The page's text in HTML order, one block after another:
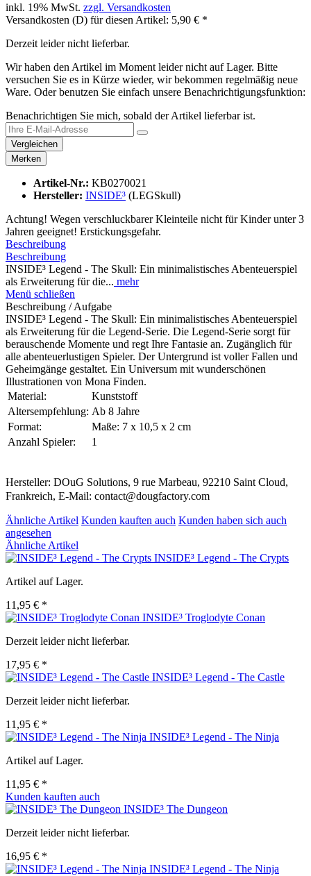
inkl. 19% MwSt. zzgl. Versandkosten
Versandkosten (D) für diesen Artikel: 5,90 € *
Derzeit leider nicht lieferbar.
Wir haben den Artikel im Moment leider nicht auf Lager. Bitte
versuchen Sie es in Kürze wieder, wir bekommen regelmäßig neue
Ware. Oder benutzen Sie einfach unsere Benachrichtigungsfunktion:
Benachrichtigen Sie mich, sobald der Artikel lieferbar ist.
Vergleichen
Merken
Artikel-Nr.: KB0270021
Hersteller: INSIDE³ (LEGSkull)
Achtung! Wegen verschluckbarer Kleinteile nicht für Kinder unter 3
Jahren geeignet! Erstickungsgefahr.
Beschreibung
Beschreibung
INSIDE³ Legend - The Skull: Ein minimalistisches Abenteuerspiel
als Erweiterung für die... mehr
Menü schließen
Beschreibung / Aufgabe
INSIDE³ Legend - The Skull: Ein minimalistisches Abenteuerspiel
als Erweiterung für die Legend-Serie. Die Legend-Serie sorgt für
berauschende Momente und regt Ihre Fantasie an. Zugänglich für
alle abenteuerlustigen Spieler. Der Untergrund ist voller Fallen und
Geheimgänge gestaltet. Ein Universum mit wunderschönen
Illustrationen von Mona Finden.
Material:
Kunststoff
Altersempfehlung: Ab 8 Jahre
Format:
Maße: 7 x 10,5 x 2 cm
Anzahl Spieler:
1
Hersteller: DOuG Solutions, 9 rue Marbeau, 92210 Saint Cloud,
Frankreich, E-Mail: contact@dougfactory.com
Ähnliche Artikel Kunden kauften auch Kunden haben sich auch
angesehen
Ähnliche Artikel
INSIDE³ Legend - The Crypts
Artikel auf Lager.
11,95 € *
INSIDE³ Troglodyte Conan
Derzeit leider nicht lieferbar.
17,95 € *
INSIDE³ Legend - The Castle
Derzeit leider nicht lieferbar.
11,95 € *
INSIDE³ Legend - The Ninja
Artikel auf Lager.
11,95 € *
Kunden kauften auch
INSIDE³ The Dungeon
Derzeit leider nicht lieferbar.
16,95 € *
INSIDE³ Legend - The Ninja